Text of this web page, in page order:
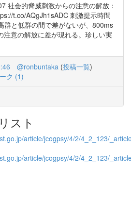
社会的脅威刺激からの注意の解放：
t.co/AQgJh1sADC 刺激提示時間
群と低群の間で差がないが、800ms
注意の解放に差が現れる。珍しい実
@ronbuntaka (投稿一覧)
ク (1)
スト
article/jcogpsy/4/2/4_2_123/
article/jcogpsy/4/2/4_2_123/